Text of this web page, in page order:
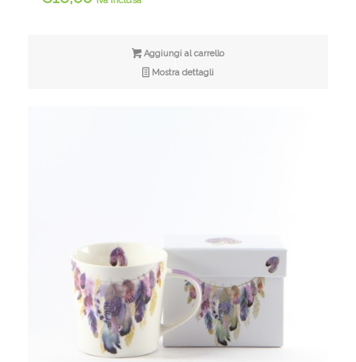
Aggiungi al carrello
Mostra dettagli